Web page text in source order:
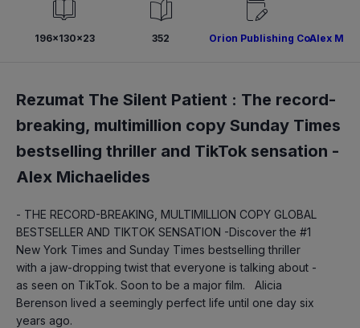
196x130x23 352 Orion Publishing CoAlex
Rezumat The Silent Patient : The record-
breaking, multimillion copy Sunday Times
bestselling thriller and TikTok sensation -
Alex Michaelides
- THE RECORD-BREAKING, MULTIMILLION COPY GLOBAL
BESTSELLER AND TIKTOK SENSATION -Discover the #1
New York Times and Sunday Times bestselling thriller
with a jaw-dropping twist that everyone is talking about -
as seen on TikTok. Soon to be a major film.   Alicia
Berenson lived a seemingly perfect life until one day six
years ago.